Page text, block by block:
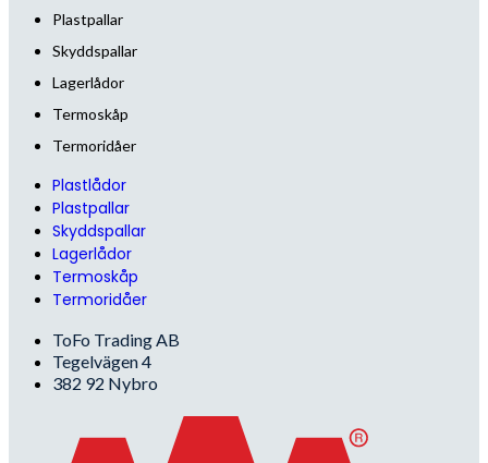
Plastpallar
Skyddspallar
Lagerlådor
Termoskåp
Termoridåer
Plastlådor
Plastpallar
Skyddspallar
Lagerlådor
Termoskåp
Termoridåer
ToFo Trading AB
Tegelvägen 4
382 92 Nybro